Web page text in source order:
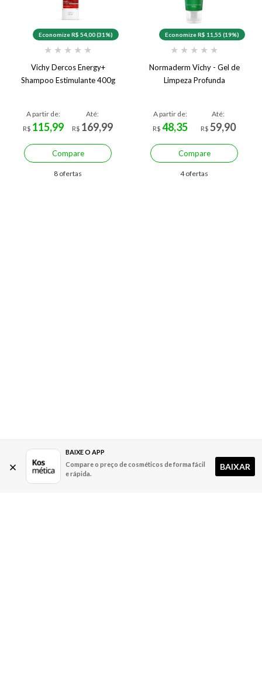
Economize R$ 54,00 (31%)
★ ★ ★ ★ ★
Vichy Dercos Energy+
Shampoo Estimulante 400g
A partir de:
R$ 115,99
Até:
R$ 169,99
Compare
8 ofertas
Economize R$ 11,55 (19%)
★ ★ ★ ★ ★
Normaderm Vichy - Gel de
Limpeza Profunda
A partir de:
R$48,35
Até:
R$ 59,90
Compare
4 ofertas
BAIXE O APP
Compare o preço de cosméticos de forma fácil
e rápida.
BAIXAR